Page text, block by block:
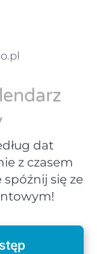
dat
z czasem
się ze